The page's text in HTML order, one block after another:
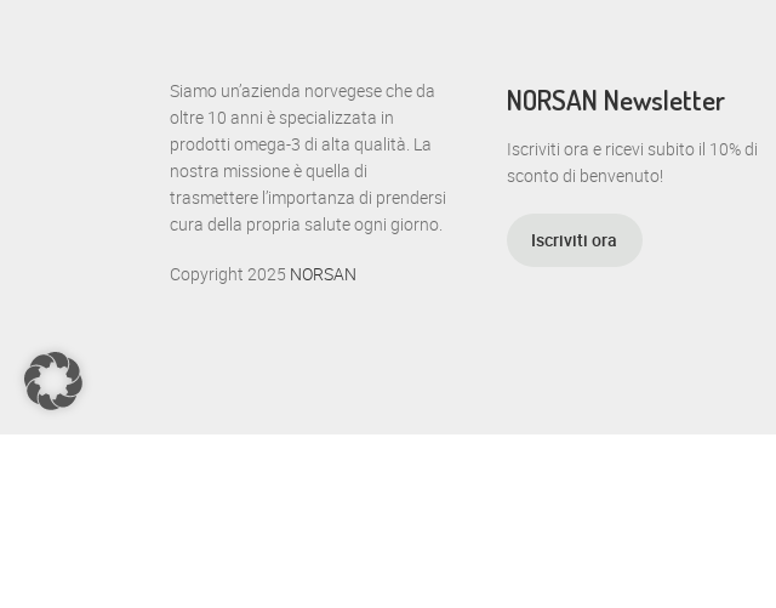
t
o
N
a
Siamo un’azienda norvegese che da
oltre 10 anni è specializzata in
prodotti omega-3 di alta qualità. La
nostra missione è quella di
trasmettere l’importanza di prendersi
cura della propria salute ogni giorno.
Copyright 2025 NORSAN
NORSAN Newsletter
Iscriviti ora e ricevi subito il 10% di
sconto di benvenuto!
Iscriviti ora